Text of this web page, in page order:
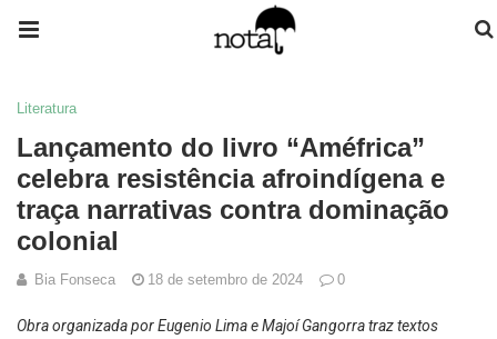
Literatura
Lançamento do livro “Améfrica”
celebra resistência afroindígena e
traça narrativas contra dominação
colonial
Bia Fonseca 18 de setembro de 2024 0
Obra organizada por Eugenio Lima e Majoí Gangorra traz textos